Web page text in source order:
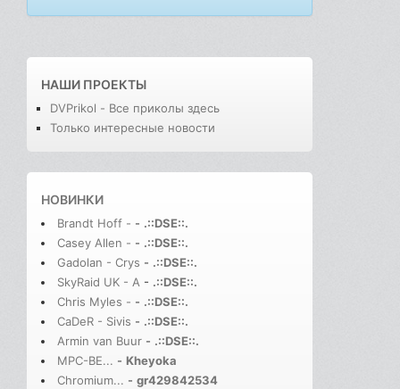
НАШИ ПРОЕКТЫ
DVPrikol - Все приколы здесь
Только интересные новости
НОВИНКИ
Brandt Hoff - - .::DSE::.
Casey Allen - - .::DSE::.
Gadolan - Crys - .::DSE::.
SkyRaid UK - A - .::DSE::.
Chris Myles - - .::DSE::.
CaDeR - Sivis - .::DSE::.
Armin van Buur - .::DSE::.
MPC-BE... - Kheyoka
Chromium... - gr429842534